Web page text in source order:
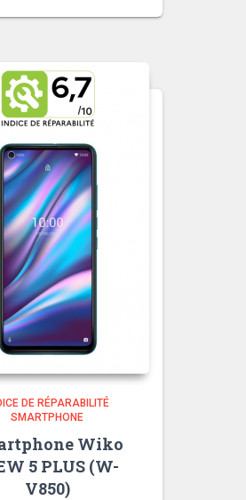
DE RÉPARABILITÉ
SMARTPHONE
Wiko
5 PLUS (W-
V850)